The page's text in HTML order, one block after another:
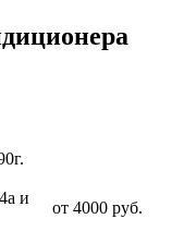
и
от 4000 руб.